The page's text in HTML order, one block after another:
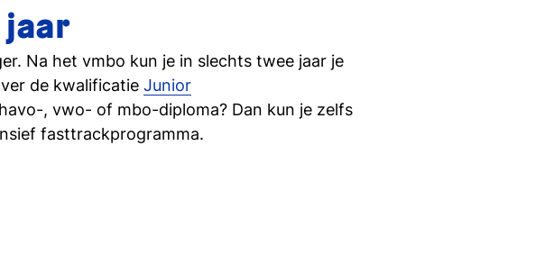
Na het vmbo kun je in slechts twee jaar je
de kwalificatie Junior
, vwo- of mbo-diploma? Dan kun je zelfs
fasttrackprogramma.